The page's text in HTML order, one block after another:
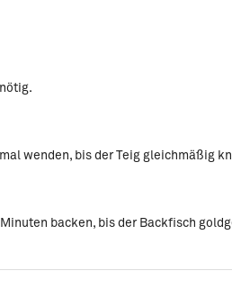
wenden, bis der Teig gleichmäßig
backen, bis der Backfisch